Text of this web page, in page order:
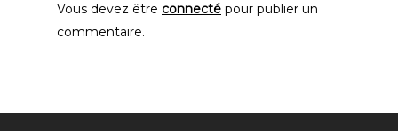
Vous devez être connecté pour publier un
commentaire.